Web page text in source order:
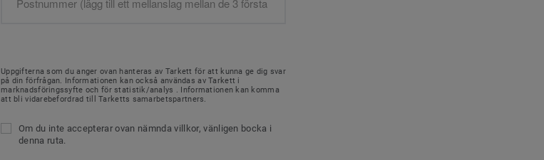
Uppgifterna som du anger ovan hanteras av Tarkett för att kunna ge dig svar
på din förfrågan. Informationen kan också användas av Tarkett i
marknadsföringssyfte och för statistik/analys . Informationen kan komma
att bli vidarebefordrad till Tarketts samarbetspartners.
Om du inte accepterar ovan nämnda villkor, vänligen bocka i
denna ruta.